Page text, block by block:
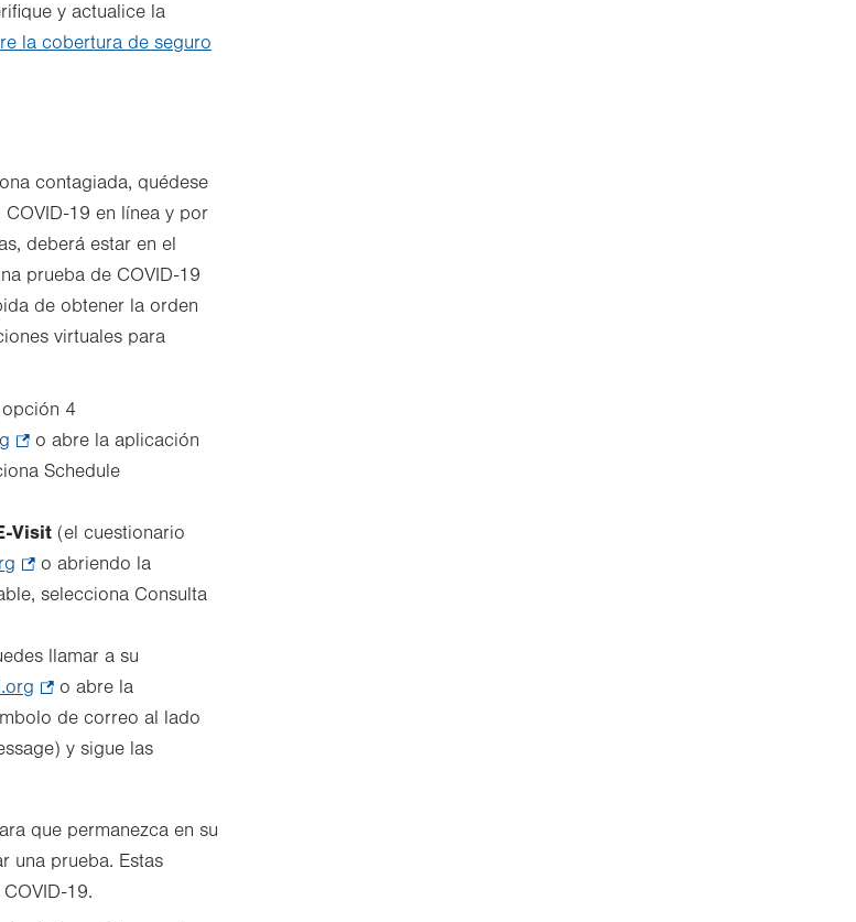
y actualice la
la cobertura de seguro
contagiada, quédese
19 en línea y por
deberá estar en el
prueba de COVID-19
de obtener la orden
virtuales para
4
Opens
new
tab.
o abre la aplicación
Schedule
Visit (el cuestionario
Opens
new
tab.
o abriendo la
selecciona Consulta
llamar a su
Opens
in
o abre la
de correo al lado
y sigue las
que permanezca en su
una prueba. Estas
19.